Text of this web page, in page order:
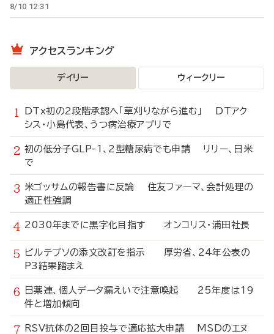
8/10 12:31
アクセスランキング
デイリー ウィークリー
DTx初の2段階承認へ「草刈りながら進む」 DTアク
シス・小島代表、うつ病治療アプリで
初の低分子GLP-1、2型糖尿病でも申請 リリー、日米
で
米ゴッサムの報告書に反論 住友ファーマ、会計処理の
適正性強調
2030年までに黒字化目指す オンコリス・浦田社長
ビルテプソの添文改訂を指示 厚労省、24年公表の
P3結果踏まえ
日薬連、個人データ漏えいで注意喚起 25年度は19
件と増加傾向
RSV抗体の2回目投与で適応拡大申請 MSDのエヌ